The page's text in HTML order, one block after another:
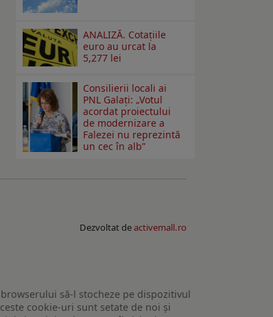
ANALIZĂ. Cotațiile
euro au urcat la
5,277 lei
Consilierii locali ai
PNL Galaţi: „Votul
acordat proiectului
de modernizare a
Falezei nu reprezintă
un cec în alb”
Dezvoltat deactivemall.ro
să-l stocheze pe dispozitivul
cookie-uri sunt setate de noi și